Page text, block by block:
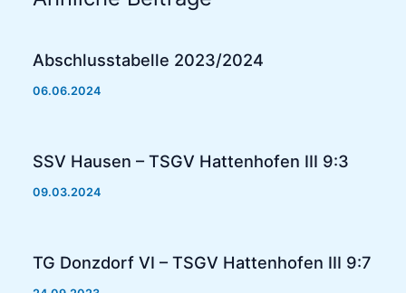
Abschlusstabelle 2023/2024
06.06.2024
SSV Hausen – TSGV Hattenhofen III 9:3
09.03.2024
TG Donzdorf VI – TSGV Hattenhofen III 9:7